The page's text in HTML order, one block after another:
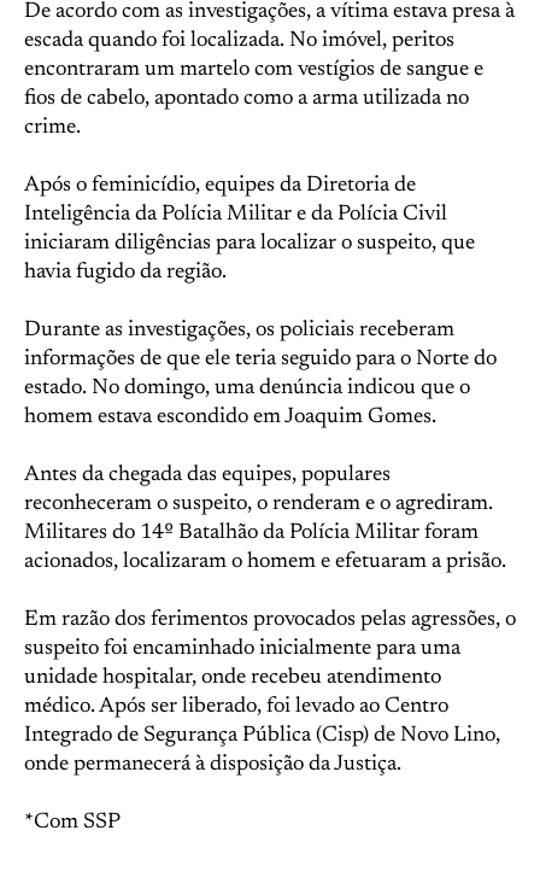
De acordo com as investigações, a vítima estava presa à
escada quando foi localizada. No imóvel, peritos
encontraram um martelo com vestígios de sangue e
fios de cabelo, apontado como a arma utilizada no
crime.
Após o feminicídio, equipes da Diretoria de
Inteligência da Polícia Militar e da Polícia Civil
iniciaram diligências para localizar o suspeito, que
havia fugido da região.
Durante as investigações, os policiais receberam
informações de que ele teria seguido para o Norte do
estado. No domingo, uma denúncia indicou que o
homem estava escondido em Joaquim Gomes.
Antes da chegada das equipes, populares
reconheceram o suspeito, o renderam e o agrediram.
Militares do 14º Batalhão da Polícia Militar foram
acionados, localizaram o homem e efetuaram a prisão.
Em razão dos ferimentos provocados pelas agressões, o
suspeito foi encaminhado inicialmente para uma
unidade hospitalar, onde recebeu atendimento
médico. Após ser liberado, foi levado ao Centro
Integrado de Segurança Pública (Cisp) de Novo Lino,
onde permanecerá à disposição da Justiça.
*Com SSP